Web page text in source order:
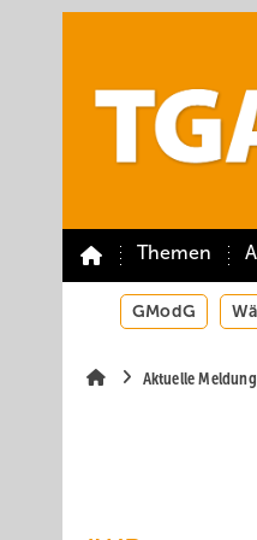
Themen
GModG
Aktuelle Meldung